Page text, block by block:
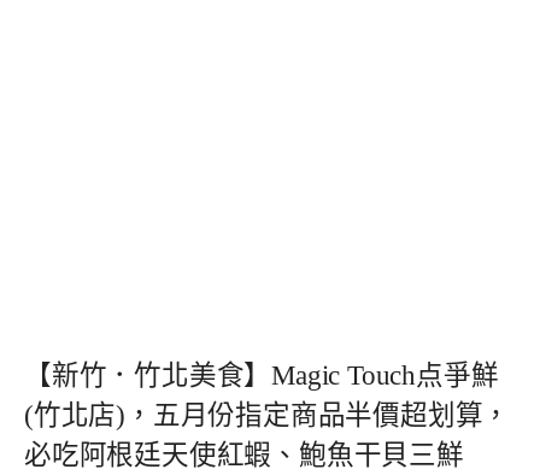
【新竹．竹北美食】Magic Touch点爭鮮
(竹北店)，五月份指定商品半價超划算，
必吃阿根廷天使紅蝦、鮑魚干貝三鮮